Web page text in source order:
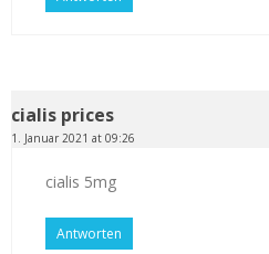
cialis prices
1. Januar 2021 at 09:26
cialis 5mg
Antworten